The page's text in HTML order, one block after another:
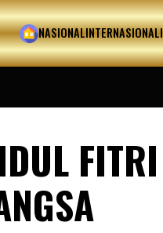
HOME
NASIONALINTERNASIONAL